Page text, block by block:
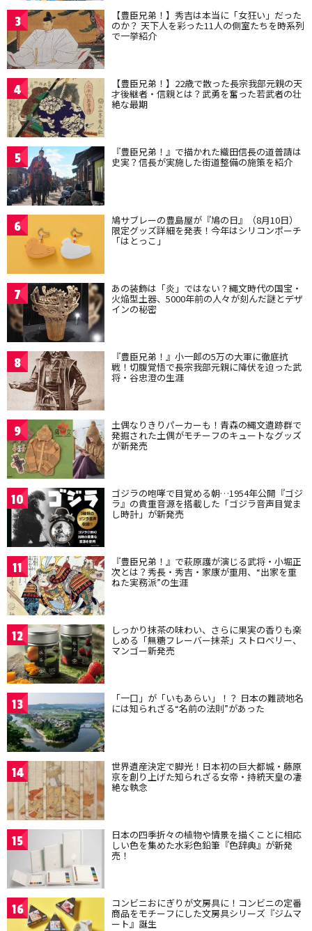
3 【豊臣兄弟！】秀吉は本当に「女狂い」だった
のか？ 天下人を彩った11人の側室たちを時系列
で一挙紹介
4 【豊臣兄弟！】22歳で散った長宗我部元親の天
才後継者・信親とは？武勇を奮った若武者の壮
絶な最期
5 『豊臣兄弟！』で描かれた織田信長の道普請は
史実？信長が実施した街道整備の施策を紹介
6 鳩サブレーの豊島屋が『鳩の日』（8月10日）
限定グッズ詳細を発表！今年はシリコンポーチ
「はとっこ」
7 あの装飾は「炎」ではない？縄文時代の国宝・
火焔型土器、5000年前の人々が刻んだ謎とデザ
インの秘密
8 『豊臣兄弟！』小一郎の5万の大軍に徹底抗
戦！切腹覚悟で長宗我部元親に降伏を迫った武
将・谷忠澄の生涯
9 土偶なりきりパーカーも！青森の縄文遺跡群で
発掘された土偶がモチーフのキュートなグッズ
が新発売
10 ゴジラの咆哮で目覚める朝…1954年公開『ゴジ
ラ』の貴重音源を搭載した「ゴジラ音声目覚ま
し時計」が新発売
11 『豊臣兄弟！』で萩原護が演じる武将・小堀正
次とは？秀長・秀吉・家康が重用、“出家を重
ねた実務派”の生涯
12 しっかり抹茶の味わい、さらに果実の香りも楽
しめる「無糖フレーバー抹茶」ストロベリー、
マンゴー新発売
13 「一口」が「いもあらい」！？ 日本の難読地名
には知られざる“名前の法則”があった
14 世界遺産決定で脚光！日本初の巨大都城・藤原
京を創り上げた知られざる女帝・持統天皇の凄
絶な執念
15 日本の四季折々の植物や情景を描くことに相応
しい色を集めた水彩色鉛筆『色辞典』が新発
売！
16 コンビニおにぎりが文房具に！コンビニの定番
商品をモチーフにした文房具シリーズ『ジムマ
ート』誕生